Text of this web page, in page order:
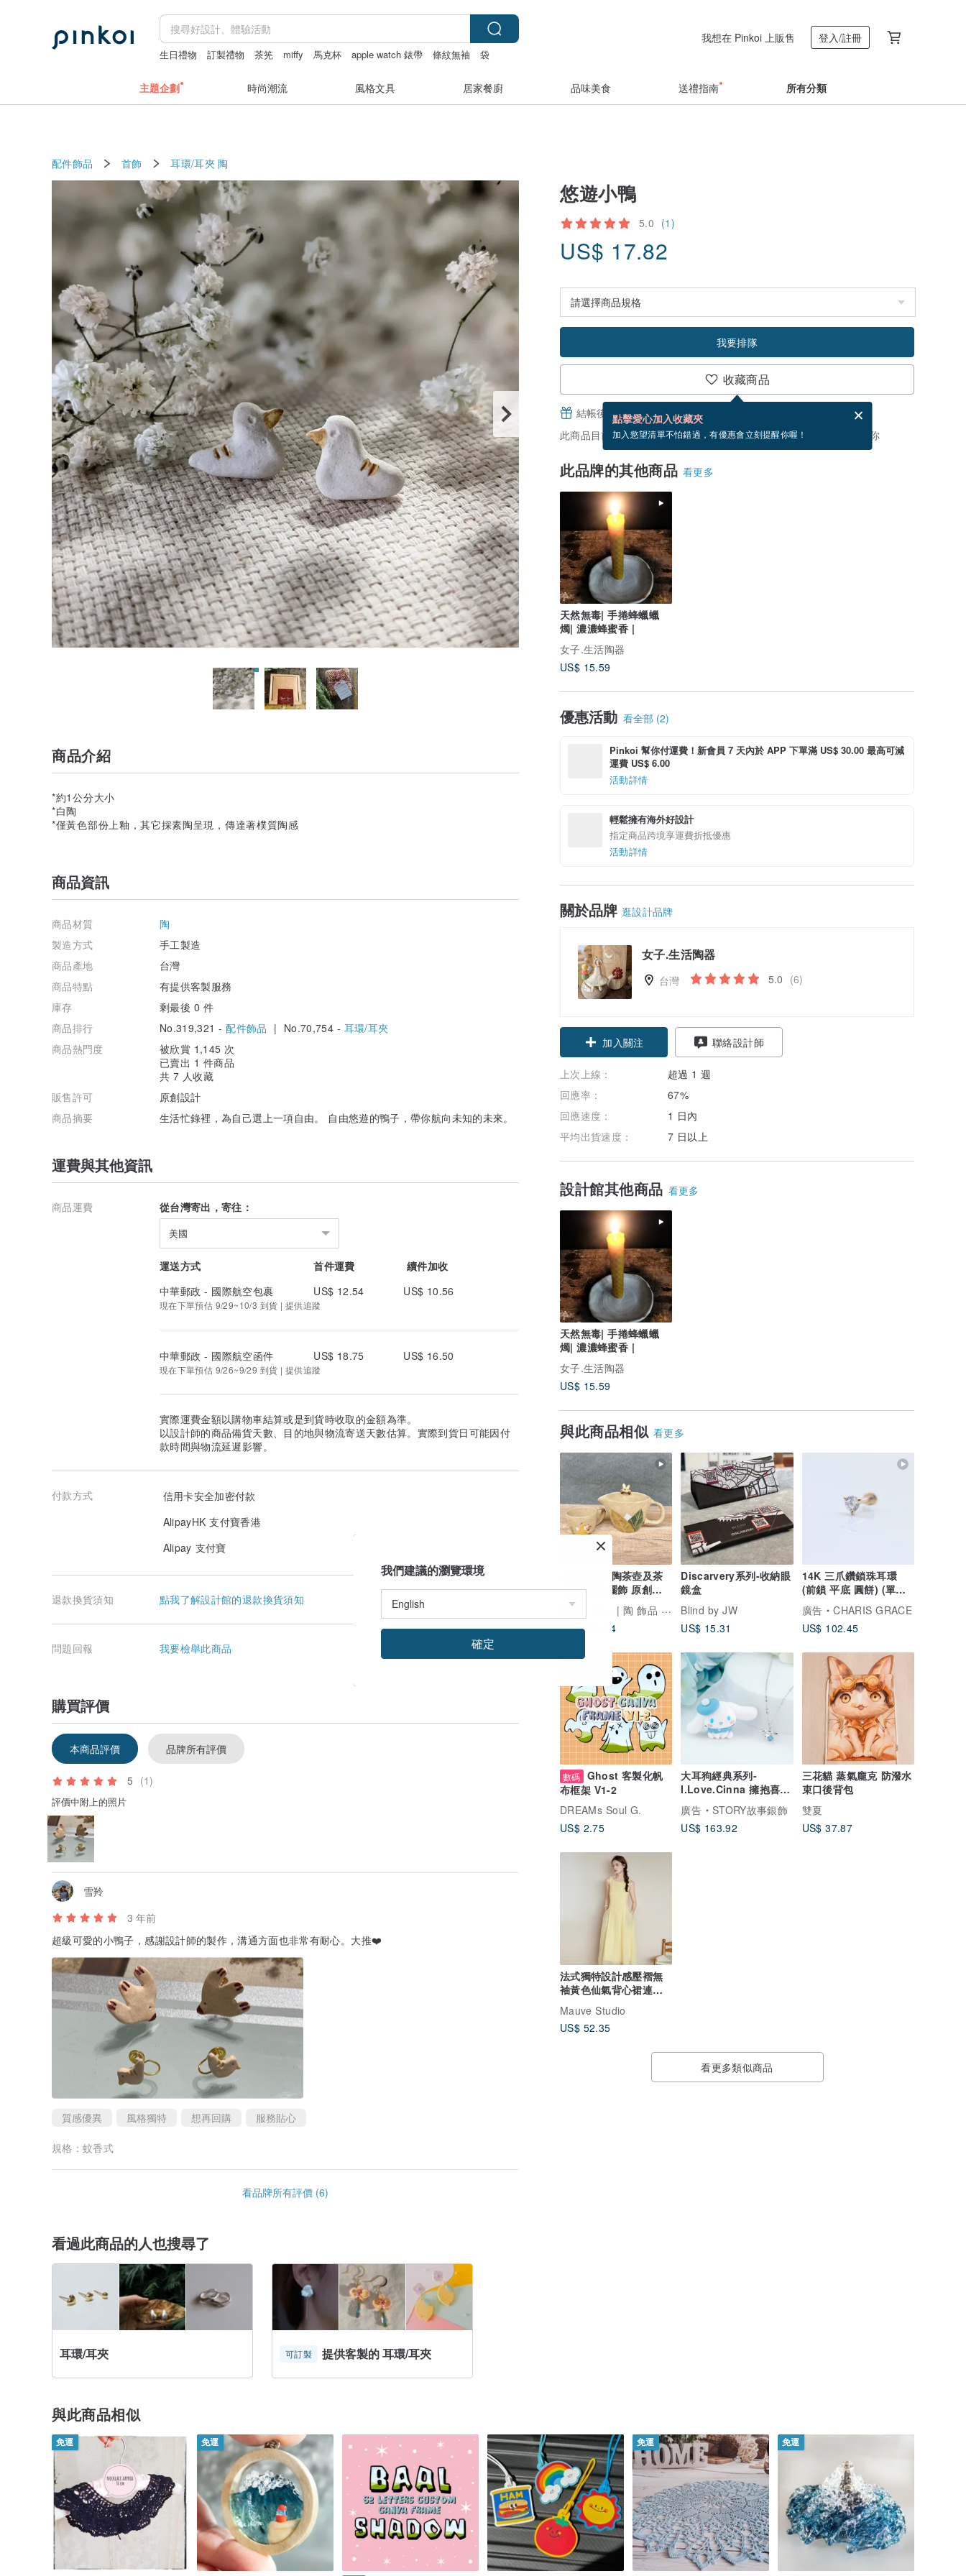
生日禮物 訂製禮物 茶筅 miffy 馬克杯 apple watch 錶帶 條紋無袖 袋
我想在 Pinkoi 上販售 登入/註冊
主題企劃 時尚潮流 風格文具 居家餐廚 品味美食 送禮指南 所有分類
配件飾品 首飾 耳環/耳夾 陶
悠遊小鴨
5.0 (1)
US$ 17.82
我要排隊
收藏商品
點擊愛心加入收藏夾
加入慾望清單不怕錯過，有優惠會立刻提醒你喔！
結帳後填寫並分享，免費幫你寄送電子賀卡。
電子賀卡是什麼？
此商品目前沒現貨，你可以按「我要排隊」，當有貨會主動發信通知你
此品牌的其他商品 看更多
天然無毒| 手捲蜂蠟蠟
燭| 濃濃蜂蜜香 |
女子.生活陶器
US$ 15.59
優惠活動 看全部 (2)
Pinkoi 幫你付運費！新會員 7 天內於 APP 下單滿 US$ 30.00 最高可減
運費 US$ 6.00
活動詳情
輕鬆擁有海外好設計
指定商品跨境享運費折抵優惠
活動詳情
關於品牌 逛設計品牌
女子.生活陶器
台灣 5.0 (6)
加入關注 聯絡設計師
上次上線：
超過 1 週
回應率：
67%
回應速度：
1 日內
平均出貨速度：
7 日以上
設計館其他商品 看更多
天然無毒| 手捲蜂蠟蠟
燭| 濃濃蜂蜜香 |
女子.生活陶器
US$ 15.59
與此商品相似 看更多
小狐狸糯米陶茶壺及茶
杯組/禮物/擺飾 原創手
作手繪 美國進口陶土
廣告
A Lu | 陶 飾品 禮物 原創
US$ 132.74
Discarvery系列-收納眼
鏡盒
Blind by JW
US$ 15.31
14K 三爪鑽鎖珠耳環
(前鎖 平底 圓餅) (單個)
耳骨 耳窩 不褪色
廣告
CHARIS GRACE
US$ 102.45
數碼 Ghost 客製化帆
布框架 V1-2
DREAMs Soul G.
US$ 2.75
大耳狗經典系列-
I.Love.Cinna 擁抱喜拿
純銀項鍊
廣告
STORY故事銀飾
US$ 163.92
三花貓 蒸氣龐克 防潑水
束口後背包
雙夏
US$ 37.87
法式獨特設計感壓褶無
袖黃色仙氣背心裙連衣
Mauve Studio
US$ 52.35
看更多類似商品
商品介紹
*約1公分大小
*白陶
*僅黃色部份上釉，其它採素陶呈現，傳達著樸質陶感
商品資訊
商品材質
陶
製造方式
手工製造
商品產地
台灣
商品特點
有提供客製服務
庫存
剩最後 0 件
商品排行
No.319,321 -配件飾品 | No.70,754 - 耳環/耳夾
商品熱門度
被欣賞 1,145 次
已賣出 1 件商品
共 7 人收藏
販售許可
原創設計
商品摘要
生活忙錄裡，為自己選上一項自由。 自由悠遊的鴨子，帶你航向未知的未來。
運費與其他資訊
商品運費 從台灣寄出，寄往：
美國
運送方式 首件運費
續件加收
中華郵政 - 國際航空包裹
US$ 12.54 US$ 10.56
現在下單預估 9/29~10/3 到貨 | 提供追蹤
中華郵政 - 國際航空函件 US$ 18.75 US$ 16.50
現在下單預估 9/26~9/29 到貨 | 提供追蹤
實際運費金額以購物車結算或是到貨時收取的金額為準。
以設計師的商品備貨天數、目的地與物流寄送天數估算。實際到貨日可能因付
款時間與物流延遲影響。
付款方式
信用卡安全加密付款
AlipayHK 支付寶香港
Alipay 支付寶
退款換貨須知 點我了解設計館的退款換貨須知
問題回報 我要檢舉此商品
購買評價
本商品評價 品牌所有評價
5 (1)
評價中附上的照片
雪羚
3 年前
超級可愛的小鴨子，感謝設計師的製作，溝通方面也非常有耐心。大推❤️
質感優異 風格獨特 想再回購 服務貼心
規格：蚊香式
看品牌所有評價 (6)
看過此商品的人也搜尋了
耳環/耳夾 可訂製 提供客製的 耳環/耳夾
與此商品相似
免運 免運 免運 免運
我們建議的瀏覽環境
確定